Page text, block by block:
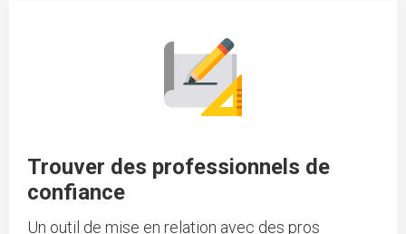
Trouver des professionnels de
confiance
Un outil de mise en relation avec des pros